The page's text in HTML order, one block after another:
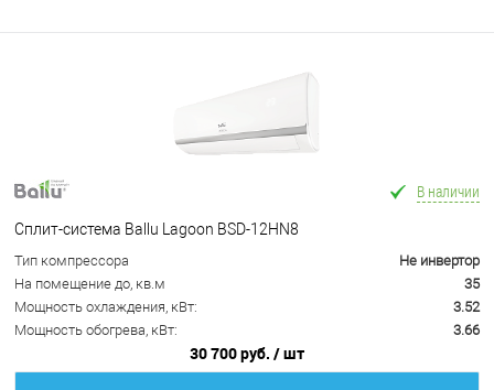
В наличии
Сплит-система Ballu Lagoon BSD-12HN8
Тип компрессора
Не инвертор
На помещение до, кв.м
35
Мощность охлаждения, кВт:
3.52
Мощность обогрева, кВт:
3.66
30 700 руб. / шт